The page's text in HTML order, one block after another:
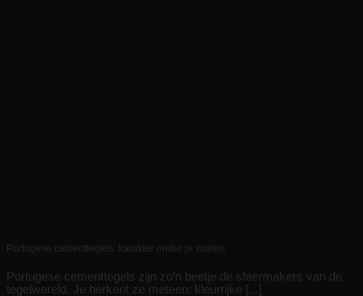
Portugese cementtegels: karakter onder je voeten
Portugese cementtegels zijn zo’n beetje de sfeermakers van de
tegelwereld. Je herkent ze meteen: kleurrijke [...]